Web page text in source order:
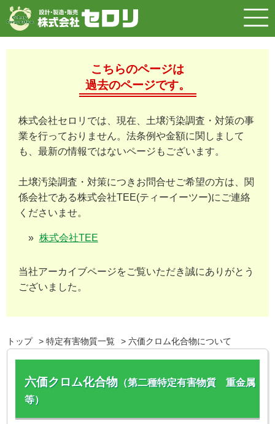
こちらのページは
過去のページです。
株式会社セロリでは、現在、土壌汚染調査・対策の事
業を行っておりません。法条例や金額に関しまして
も、最新の情報ではないページもございます。
土壌汚染調査・対策につきお問合せご希望の方は、関
係会社である株式会社TEE(ティーイーツー)にご連絡
くださいませ。
株式会社TEE
当社アーカイブページをご覧いただき誠にありがとう
ございました。
トップ 特定有害物質一覧 六価クロム化合物について
六価クロム化合物（第二種特定有害物質 重金属
等）